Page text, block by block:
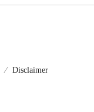
Disclaimer